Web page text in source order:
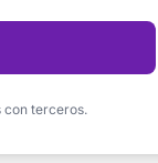
con terceros.